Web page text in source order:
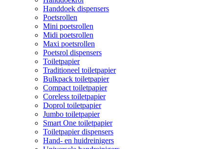
Handdoek dispensers
Poetsrollen
Mini poetsrollen
Midi poetsrollen
Maxi poetsrollen
Poetsrol dispensers
Toiletpapier
Traditioneel toiletpapier
Bulkpack toiletpapier
Compact toiletpapier
Coreless toiletpapier
Doprol toiletpapier
Jumbo toiletpapier
Smart One toiletpapier
Toiletpapier dispensers
Hand- en huidreinigers